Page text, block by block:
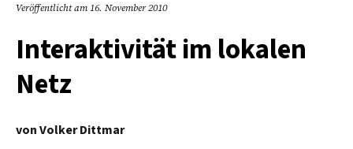
Veröffentlicht am16. November 2010
Interaktivität im lokalen
Netz
vonVolker Dittmar